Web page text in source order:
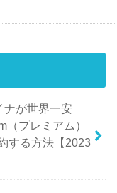
ナが世界一安
（プレミアム）
する方法【2023